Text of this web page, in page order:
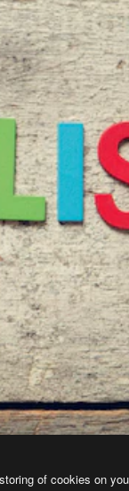
of cookies on